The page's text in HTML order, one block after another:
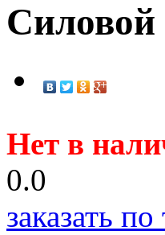
Силовой
Нет в
0.0
заказать